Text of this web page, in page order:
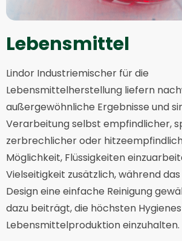
Lebensmittel
Lindor Industriemischer für die
Lebensmittelherstellung liefern
außergewöhnliche Ergebnisse und
Verarbeitung selbst empfindlicher,
zerbrechlicher oder
Möglichkeit, Flüssigkeiten
Vielseitigkeit zusätzlich, während
Design eine einfache Reinigung
dazu beiträgt, die höchsten
Lebensmittelproduktion einzuhalten.